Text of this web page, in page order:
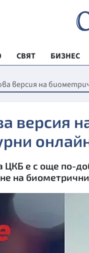
СВЯТ БИЗНЕС
версия на
версия
е с още по-
на